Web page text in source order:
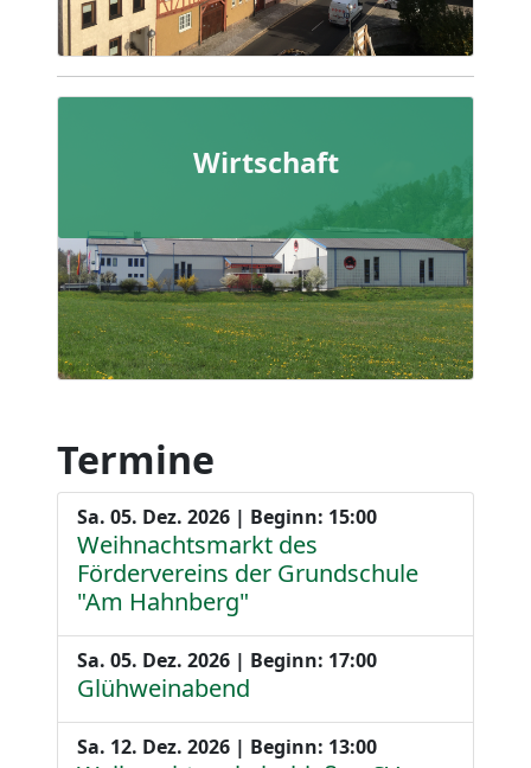
Wirtschaft
Termine
Sa. 05. Dez. 2026 | Beginn: 15:00
Weihnachtsmarkt des
Fördervereins der Grundschule
"Am Hahnberg"
Sa. 05. Dez. 2026 | Beginn: 17:00
Glühweinabend
Sa. 12. Dez. 2026 | Beginn: 13:00